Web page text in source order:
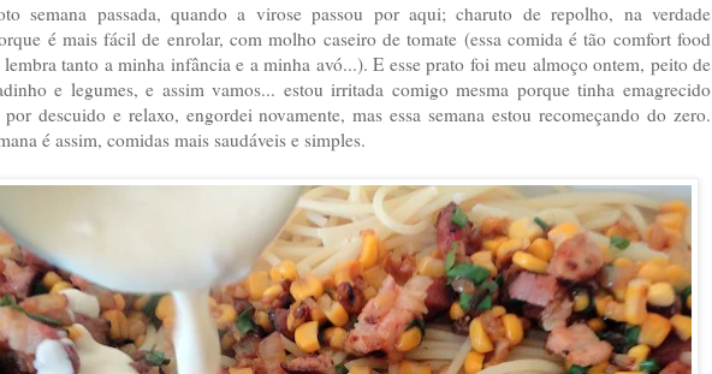
semana passada, quando a virose passou por aqui; charuto de repolho, na verdade
é mais fácil de enrolar, com molho caseiro de tomate (essa comida é tão comfort food
tanto a minha infância e a minha avó...). E esse prato foi meu almoço ontem, peito de
e legumes, e assim vamos... estou irritada comigo mesma porque tinha emagrecido
descuido e relaxo, engordei novamente, mas essa semana estou recomeçando do zero.
é assim, comidas mais saudáveis e simples.